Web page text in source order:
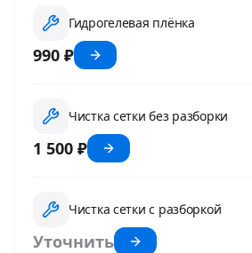
Гидрогелевая плёнка
990 ₽
Чистка сетки без разборки
1 500 ₽
Чистка сетки с разборкой
Уточнить